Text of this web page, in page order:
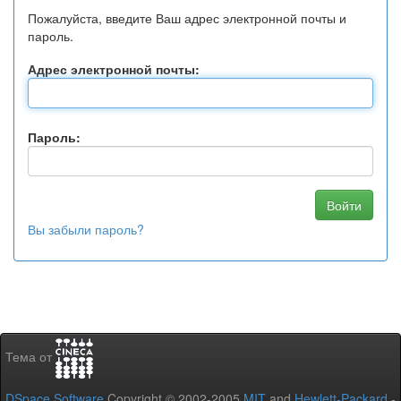
Пожалуйста, введите Ваш адрес электронной почты и
пароль.
Адрес электронной почты:
Пароль:
Вы забыли пароль?
Тема от